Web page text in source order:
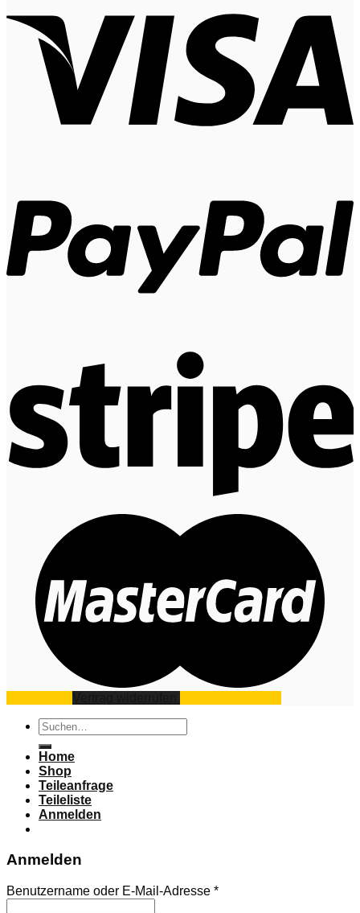
Suchen
nach:
Home
Shop
Teileanfrage
Teileliste
Anmelden
Anmelden
Benutzername oder E-Mail-Adresse *